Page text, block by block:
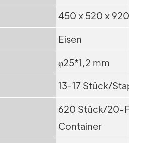
450 x 520 x 920
Eisen
φ25*1,2 mm
13-17 Stück/Stapel
620 Stück/20-
Container